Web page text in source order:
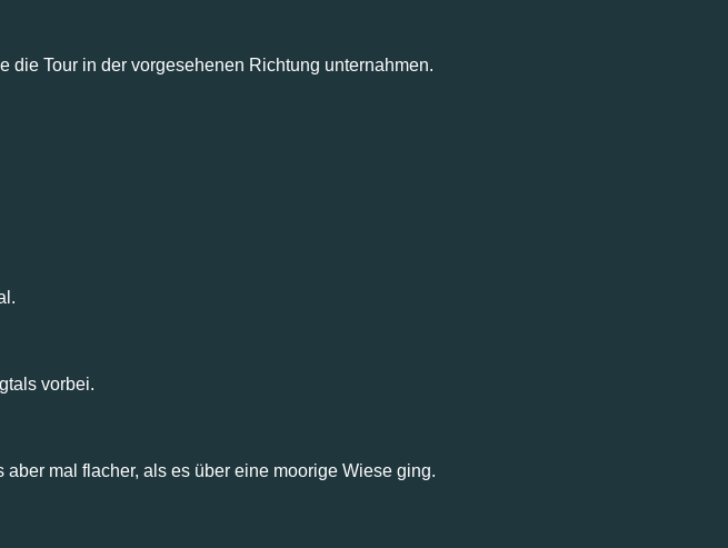
die Tour in der vorgesehenen Richtung unternahmen.
vorbei.
mal flacher, als es über eine moorige Wiese ging.